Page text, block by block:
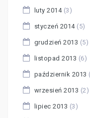
luty 2014(3)
styczeń 2014(5)
grudzień 2013 (5)
listopad 2013 (6)
październik 2013
wrzesień 2013 (2)
lipiec 2013 (3)